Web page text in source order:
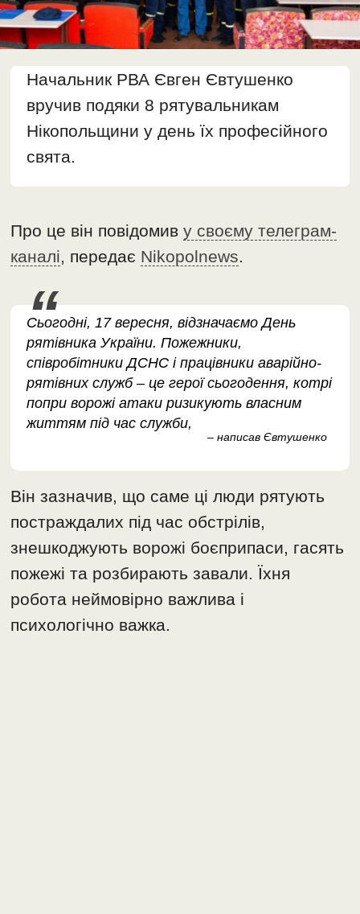
Начальник РВА Євген Євтушенко
вручив подяки 8 рятувальникам
Нікопольщини у день їх професійного
свята.
Про це він повідомиву своєму телеграм-
каналі , передає Nikopolnews
Сьогодні, 17 вересня, відзначаємо День
рятівника України. Пожежники,
співробітники ДСНС і працівники аварійно-
рятівних служб – це герої сьогодення, котрі
попри ворожі атаки ризикують власним
життям під час служби,
– написав Євтушенко
Він зазначив, що саме ці люди рятують
постраждалих під час обстрілів,
знешкоджують ворожі боєприпаси, гасять
пожежі та розбирають завали. Їхня
робота неймовірно важлива і
психологічно важка.